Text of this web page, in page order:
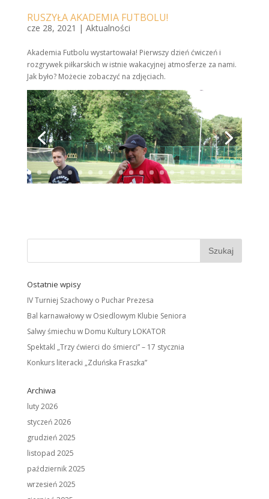
RUSZYŁA AKADEMIA FUTBOLU!
cze 28, 2021 | Aktualności
Akademia Futbolu wystartowała! Pierwszy dzień ćwiczeń i
rozgrywek piłkarskich w istnie wakacyjnej atmosferze za nami.
Jak było?Możecie zobaczyć na zdjęciach.
Ostatnie wpisy
IV Turniej Szachowy o Puchar Prezesa
Bal karnawałowy w Osiedlowym Klubie Seniora
Salwy śmiechu w Domu Kultury LOKATOR
Spektakl „Trzy ćwierci do śmierci” – 17 stycznia
Konkurs literacki „Zduńska Fraszka”
Archiwa
luty 2026
styczeń 2026
grudzień 2025
listopad 2025
październik 2025
wrzesień 2025